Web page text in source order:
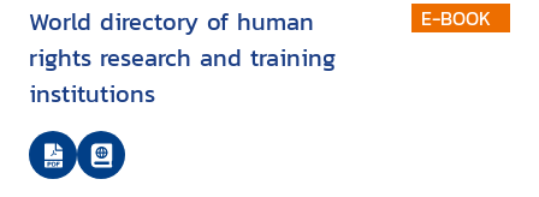
World directory of human
rights research and training
institutions
E-BOOK